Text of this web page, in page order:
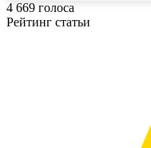
4 669 голоса
Рейтинг статьи